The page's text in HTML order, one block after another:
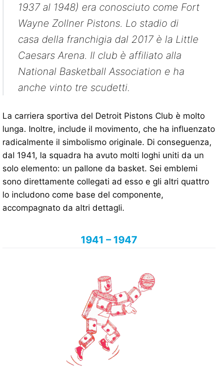
1937 al 1948) era conosciuto come Fort
Wayne Zollner Pistons. Lo stadio di
casa della franchigia dal 2017 è la Little
Caesars Arena. Il club è affiliato alla
National Basketball Association e ha
anche vinto tre scudetti.
La carriera sportiva del Detroit Pistons Club è molto
lunga. Inoltre, include il movimento, che ha influenzato
radicalmente il simbolismo originale. Di conseguenza,
dal 1941, la squadra ha avuto molti loghi uniti da un
solo elemento: un pallone da basket. Sei emblemi
sono direttamente collegati ad esso e gli altri quattro
lo includono come base del componente,
accompagnato da altri dettagli.
1941 – 1947